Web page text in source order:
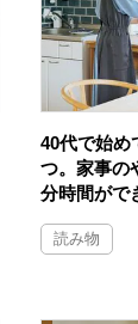
40代で始め
つ。家事の
分時間がで
読み物